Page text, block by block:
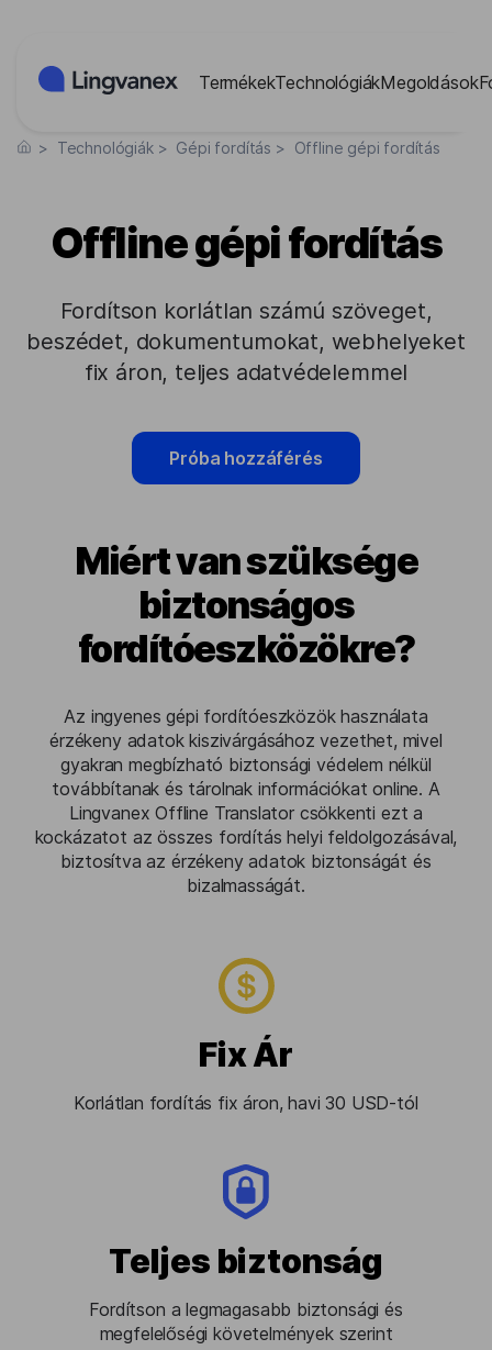
TermékekTechnológiákMegoldások
> Technológiák > Gépi fordítás > Offline gépi fordítás
Offline gépi fordítás
Fordítson korlátlan számú szöveget,
beszédet, dokumentumokat, webhelyeket
fix áron, teljes adatvédelemmel
Próba hozzáférés
Miért van szüksége
biztonságos
fordítóeszközökre?
Az ingyenes gépi fordítóeszközök használata
érzékeny adatok kiszivárgásához vezethet, mivel
gyakran megbízható biztonsági védelem nélkül
továbbítanak és tárolnak információkat online. A
Lingvanex Offline Translator csökkenti ezt a
kockázatot az összes fordítás helyi feldolgozásával,
biztosítva az érzékeny adatok biztonságát és
bizalmasságát.
Fix Ár
Korlátlan fordítás fix áron, havi 30 USD-tól
Teljes biztonság
Fordítson a legmagasabb biztonsági és
megfelelőségi követelmények szerint